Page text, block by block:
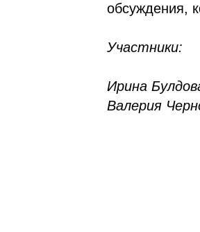
обсуждения,
Участники:
Ирина
Валерия